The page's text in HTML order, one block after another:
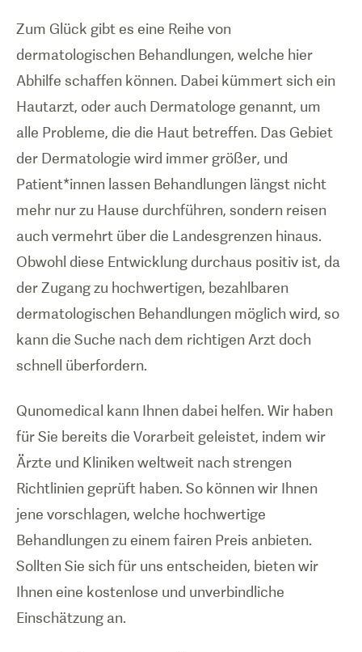
Zum Glück gibt es eine Reihe von
dermatologischen Behandlungen, welche hier
Abhilfe schaffen können. Dabei kümmert sich ein
Hautarzt, oder auch Dermatologe genannt, um
alle Probleme, die die Haut betreffen. Das Gebiet
der Dermatologie wird immer größer, und
Patient*innen lassen Behandlungen längst nicht
mehr nur zu Hause durchführen, sondern reisen
auch vermehrt über die Landesgrenzen hinaus.
Obwohl diese Entwicklung durchaus positiv ist, da
der Zugang zu hochwertigen, bezahlbaren
dermatologischen Behandlungen möglich wird, so
kann die Suche nach dem richtigen Arzt doch
schnell überfordern.
Qunomedical kann Ihnen dabei helfen. Wir haben
für Sie bereits die Vorarbeit geleistet, indem wir
Ärzte und Kliniken weltweit nach strengen
Richtlinien geprüft haben. So können wir Ihnen
jene vorschlagen, welche hochwertige
Behandlungen zu einem fairen Preis anbieten.
Sollten Sie sich für uns entscheiden, bieten wir
Ihnen eine kostenlose und unverbindliche
Einschätzung an.